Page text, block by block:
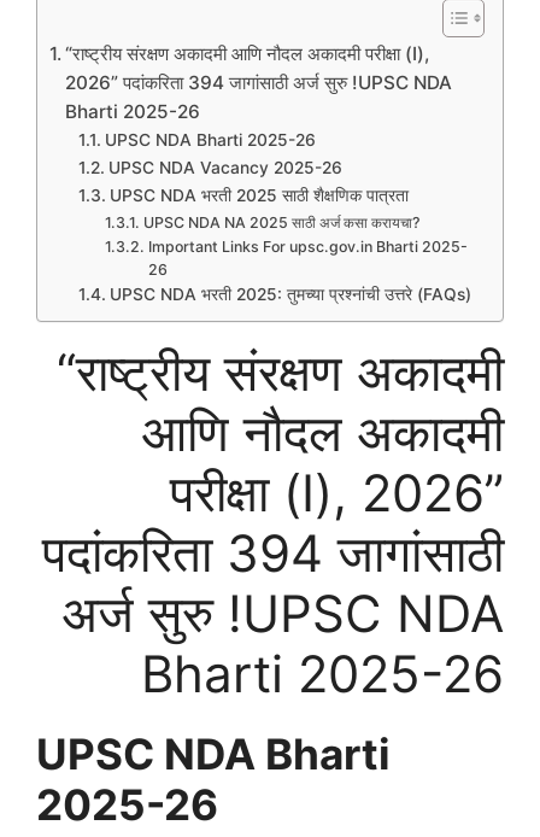
“राष्ट्रीय संरक्षण अकादमी आणि नौदल अकादमी परीक्षा (I),
2026” पदांकरिता 394 जागांसाठी अर्ज सुरु !UPSC NDA
Bharti 2025-26
UPSC NDA Bharti 2025-26
UPSC NDA Vacancy 2025-26
UPSC NDA भरती 2025 साठी शैक्षणिक पात्रता
UPSC NDA NA 2025 साठी अर्ज कसा करायचा?
Important Links For upsc.gov.in Bharti 2025-
26
UPSC NDA भरती 2025: तुमच्या प्रश्नांची उत्तरे (FAQs)
“राष्ट्रीय संरक्षण अकादमी
आणि नौदल अकादमी
परीक्षा (I), 2026”
पदांकरिता 394 जागांसाठी
अर्ज सुरु !UPSC NDA
Bharti 2025-26
UPSC NDA Bharti
2025-26